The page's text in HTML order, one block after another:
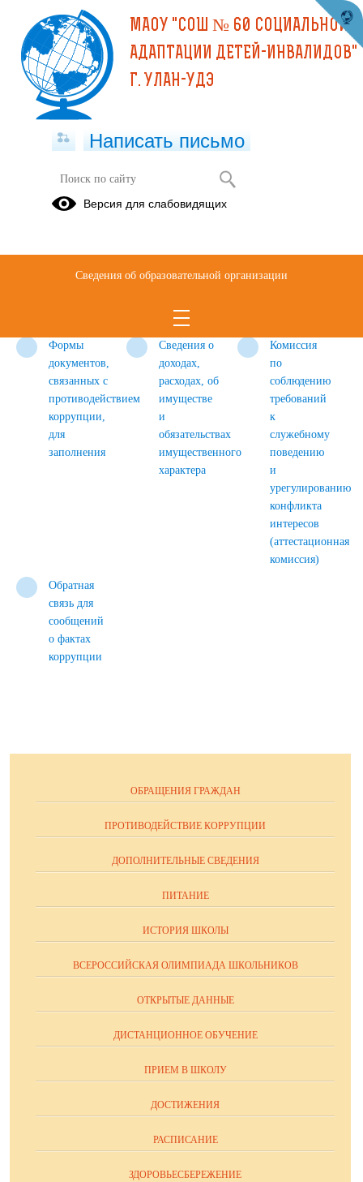
Противодействие коррупции
Формы
документов,
связанных с
противодействием
коррупции,
для
заполнения
Сведения о
доходах,
расходах, об
имуществе
и
обязательствах
имущественного
характера
Комиссия
по
соблюдению
требований
к
служебному
поведению
и
урегулированию
конфликта
интересов
(аттестационная
комиссия)
Обратная
связь для
сообщений
о фактах
коррупции
ОБРАЩЕНИЯ ГРАЖДАН
ПРОТИВОДЕЙСТВИЕ КОРРУПЦИИ
ДОПОЛНИТЕЛЬНЫЕ СВЕДЕНИЯ
ПИТАНИЕ
ИСТОРИЯ ШКОЛЫ
ВСЕРОССИЙСКАЯ ОЛИМПИАДА ШКОЛЬНИКОВ
ОТКРЫТЫЕ ДАННЫЕ
ДИСТАНЦИОННОЕ ОБУЧЕНИЕ
ПРИЕМ В ШКОЛУ
ДОСТИЖЕНИЯ
РАСПИСАНИЕ
ЗДОРОВЬЕСБЕРЕЖЕНИЕ
МАОУ "СОШ № 60 СОЦИАЛЬНОЙ
АДАПТАЦИИ ДЕТЕЙ-ИНВАЛИДОВ"
Г. УЛАН-УДЭ
Написать письмо
Версия для слабовидящих
Сведения об образовательной организации